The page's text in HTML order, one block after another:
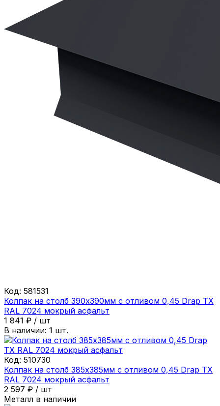
Код: 581531
Колпак на столб 390х390мм с отливом 0,45 Drap ТХ
RAL 7024 мокрый асфальт
1 841 ₽ / шт
В наличии: 1 шт.
Код: 510730
Колпак на столб 385х385мм с отливом 0,45 Drap ТХ
RAL 7024 мокрый асфальт
2 597 ₽ / шт
Металл в наличии